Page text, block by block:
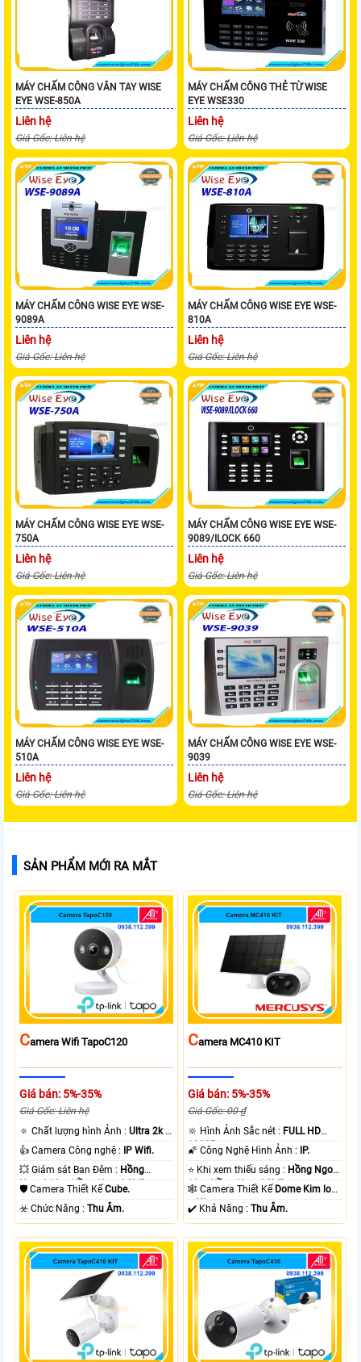
MÁY CHẤM CÔNG VÂN TAY WISE
EYE WSE-850A
Liên hệ
Giá Gốc: Liên hệ
MÁY CHẤM CÔNG THẺ TỪ WISE
EYE WSE330
Liên hệ
Giá Gốc: Liên hệ
MÁY CHẤM CÔNG WISE EYE WSE-
9089A
Liên hệ
Giá Gốc: Liên hệ
MÁY CHẤM CÔNG WISE EYE WSE-
810A
Liên hệ
Giá Gốc: Liên hệ
MÁY CHẤM CÔNG WISE EYE WSE-
750A
Liên hệ
Giá Gốc: Liên hệ
MÁY CHẤM CÔNG WISE EYE WSE-
9089/ILOCK 660
Liên hệ
Giá Gốc: Liên hệ
MÁY CHẤM CÔNG WISE EYE WSE-
510A
Liên hệ
Giá Gốc: Liên hệ
MÁY CHẤM CÔNG WISE EYE WSE-
9039
Liên hệ
Giá Gốc: Liên hệ
SẢN PHẨM MỚI RA MẮT
CAmera Wifi TapoC120
Giá bán: 5%-35%
Giá Gốc: Liên hệ
🔅 Chất lượng hình Ảnh :Ultra 2k +
.
👍 Camera Công nghệ :
IP Wifi.
💥 Giám sát Ban Đêm : Hồng
Ngoại 10m Hồng Ngoại SMD.
🛡 Camera Thiết KếCube.
️☣️ Chức Năng :Thu Âm.
CAmera MC410 KIT
Giá bán: 5%-35%
Giá Gốc: 00 ₫
🔆 Hình Ảnh Sắc nét : FULL HD
1080P .
🌠 Công Nghệ Hình Ảnh :
IP.
⭐ Khi xem thiếu sáng : Hồng Ngoại
10m Hồng Ngoại SMD.
🕸️ Camera Thiết Kế Dome Kim loại
+ Nhựa.
️✔️ Khả Năng :Thu Âm.